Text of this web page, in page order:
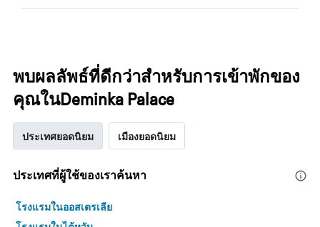
พบผลลัพธ์ที่ดีกว่าสำหรับการเข้าพักของ
คุณในDeminka Palace
ประเทศยอดนิยม เมืองยอดนิยม
ประเทศที่ผู้ใช้ของเราค้นหา
โรงแรมในออสเตรเลีย